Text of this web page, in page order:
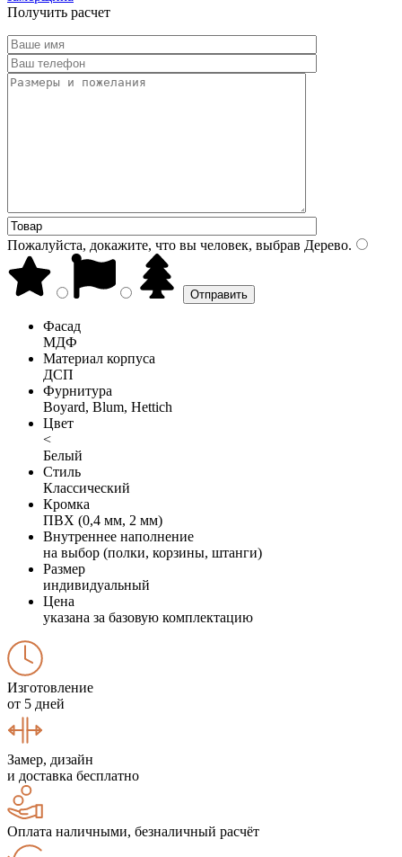
Получить расчет
Пожалуйста, докажите, что вы человек, выбрав Дерево.
Фасад
МДФ
Материал корпуса
ДСП
Фурнитура
Boyard, Blum, Hettich
Цвет
<
Белый
Стиль
Классический
Кромка
ПВХ (0,4 мм, 2 мм)
Внутреннее наполнение
на выбор (полки, корзины, штанги)
Размер
индивидуальный
Цена
указана за базовую комплектацию
Изготовление
от 5 дней
Замер, дизайн
и доставка бесплатно
Оплата наличными, безналичный расчёт